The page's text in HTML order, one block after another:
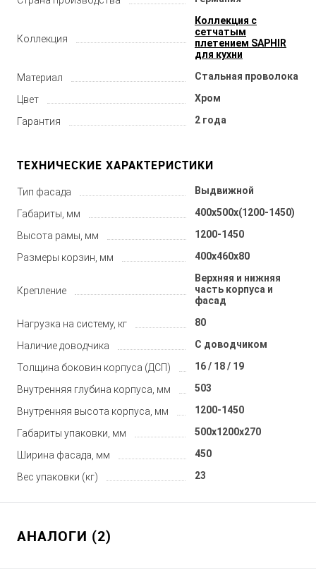
Коллекция
Коллекция с
сетчатым
плетением SAPHIR
для кухни
Материал Стальная проволока
Цвет Хром
Гарантия 2 года
ТЕХНИЧЕСКИЕ ХАРАКТЕРИСТИКИ
Тип фасада Выдвижной
Габариты, мм 400x500x(1200-1450)
Высота рамы, мм 1200-1450
Размеры корзин, мм 400х460х80
Крепление
Верхняя и нижняя
часть корпуса и
фасад
Нагрузка на систему, кг 80
Наличие доводчика С доводчиком
Толщина боковин корпуса (ДСП) 16 / 18 / 19
Внутренняя глубина корпуса, мм 503
Внутренняя высота корпуса, мм 1200-1450
Габариты упаковки, мм 500x1200x270
Ширина фасада, мм 450
Вес упаковки (кг) 23
АНАЛОГИ (2)